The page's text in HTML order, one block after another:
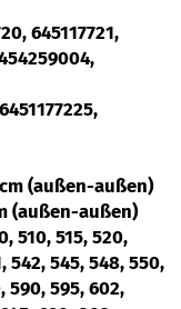
645117721,
(außen-außen)
(außen-außen)
510, 515, 520,
542, 545, 548, 550,
590, 595, 602,